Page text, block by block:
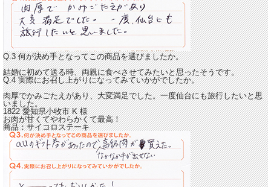
Q.3 何が決め手となってこの商品を選びましたか。
結婚に初めて送る時、両親に食べさせてみたいと思ったそうです。
Q.4 実際にお召し上がりになってみていかがでしたか。
肉厚でかみごたえがあり、大変満足でした。一度仙台にも旅行したいと思
いました。
1822 愛知県小牧市K様
お肉が甘くてやわらかくて最高！
商品：サイコロステーキ